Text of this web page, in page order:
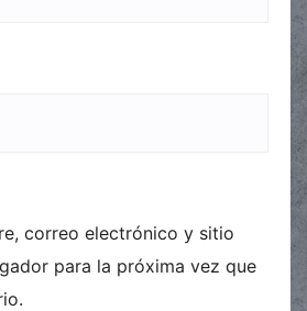
correo electrónico y sitio
para la próxima vez que